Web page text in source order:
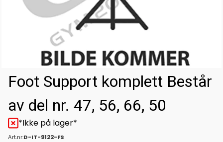
Foot Support komplett Består
av del nr. 47, 56, 66, 50
*Ikke på lager*
Art.nr:D-IT-9122-FS